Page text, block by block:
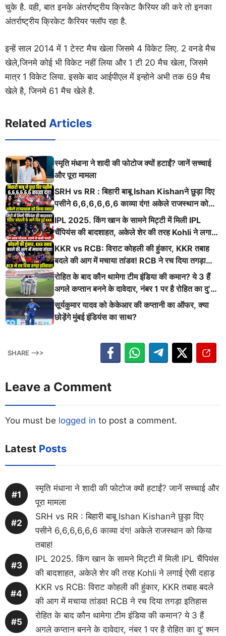
चुके है. वही, बात इनके अंतर्राष्ट्रीय क्रिकेट कैरियर की करे तो इनका
अंतर्राष्ट्रीय क्रिकेट कैरियर फ्लॉप रहा है.
इन्हें साल 2014 में 1 टेस्ट मैच खेला जिसमे 4 विकेट लिए. 2 वनडे मैच
खेले,जिनमे कोई भी विकेट नहीं लिया और 1 टी 20 मैच खेला, जिसमे
मात्र 1 विकेट लिया. इसके बाद आईपीएल में इन्होने अभी तक 69 मैच
खेले है, जिनमे 61 मैच खेले है.
Related Articles
स्मृति मंधाना ने शादी की फोटोज क्यों हटाईं? जानें सच्चाई
और पूरा मामला
SRH vs RR : बिहारी बाबू Ishan Kishanने छुड़ा दिए
पसीने 6,6,6,6,6,6 काव्या दंग! अकेले राजस्थान को
किया तबाह!
IPL 2025. किंग खान के सामने मिट्टी में मिली IPL
चैंपियंस की बादशाहत, अकेले शेर की तरह Kohli ने लगाई
ऐसी दहाड़
KKR vs RCB: विराट कोहली की हुंकार, KKR तबाह
बदले की आग में मचाया तांडव! RCB ने रच दिया तगड़ा
इतिहास
रोहित के बाद कौन थामेगा टीम इंडिया की कमान? ये 3 हैं
अगले कप्तान बनने के दावेदार, नंबर 1 पर है रोहित का दु’
श्मन
सूर्यकुमार यादव को केकेआर की कप्तानी का ऑफर, क्या
छोड़ेंगे मुंबई इंडियंस का साथ?
SHARE -->>
Leave a Comment
You must be logged in to post a comment.
Latest Posts
स्मृति मंधाना ने शादी की फोटोज क्यों हटाईं? जानें सच्चाई और
पूरा मामला
SRH vs RR : बिहारी बाबू Ishan Kishanने छुड़ा दिए
पसीने 6,6,6,6,6,6 काव्या दंग! अकेले राजस्थान को किया
तबाह!
IPL 2025. किंग खान के सामने मिट्टी में मिली IPL चैंपियंस
की बादशाहत, अकेले शेर की तरह Kohli ने लगाई ऐसी दहाड़
KKR vs RCB: विराट कोहली की हुंकार, KKR तबाह बदले
की आग में मचाया तांडव! RCB ने रच दिया तगड़ा इतिहास
रोहित के बाद कौन थामेगा टीम इंडिया की कमान? ये 3 हैं
अगले कप्तान बनने के दावेदार, नंबर 1 पर है रोहित का दु’ श्मन